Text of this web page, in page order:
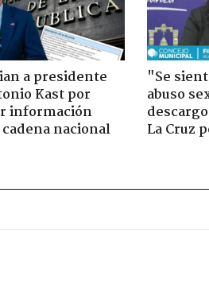
a presidente
Kast por
información
nacional
"Se
abuso
La Cruz